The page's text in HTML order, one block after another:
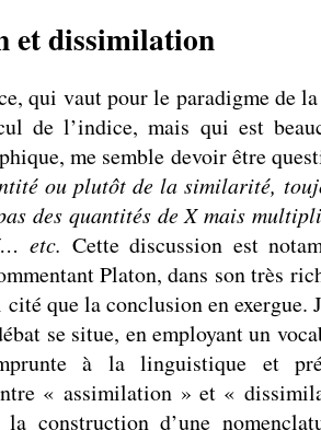
et dissimilation
qui vaut pour le paradigme de
de l’indice, mais qui est
me semble devoir être
ou plutôt de la similarité,
des quantités de X mais
etc. Cette discussion est
Platon, dans son très
cité que la conclusion en exergue.
se situe, en employant un
à la linguistique et
« assimilation » et «
construction d’une